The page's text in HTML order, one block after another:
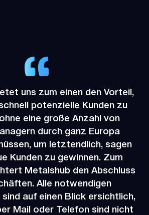
uns zum einen den Vorteil,
potenzielle Kunden zu
eine große Anzahl von
durch ganz Europa
um letztendlich, sagen
Kunden zu gewinnen. Zum
Metalshub den Abschluss
Alle notwendigen
sind auf einen Blick ersichtlich,
Mail oder Telefon sind nicht